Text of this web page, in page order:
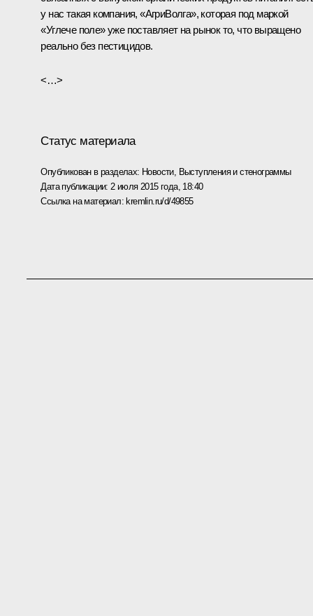
у нас такая компания, «АгриВолга», которая под маркой
«Углече поле» уже поставляет на рынок то, что выращено
реально без пестицидов.
<…>
Статус материала
Опубликован в разделах: Новости, Выступления и стенограммы
Дата публикации: 2 июля 2015 года, 18:40
Ссылка на материал: kremlin.ru/d/49855